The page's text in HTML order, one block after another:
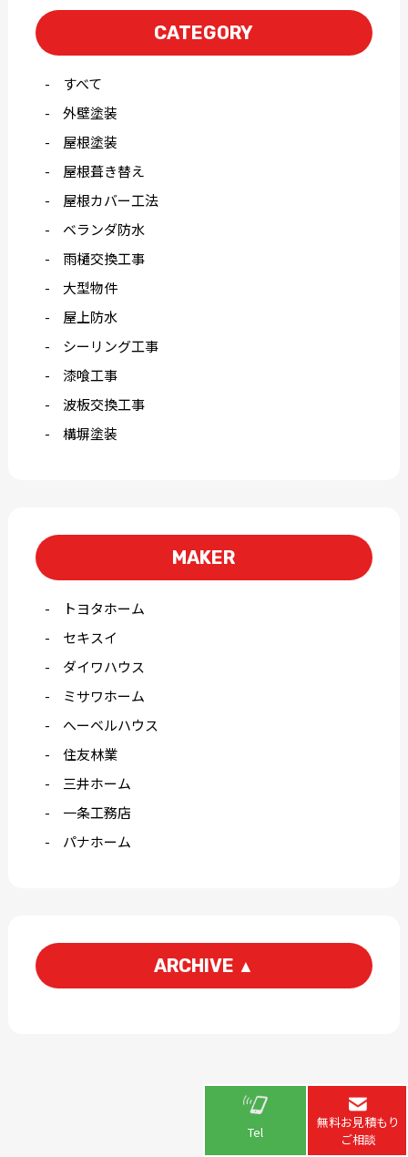
無料お見積もり
ご相談
Tel
CATEGORY
すべて
外壁塗装
屋根塗装
屋根葺き替え
屋根カバー工法
ベランダ防水
雨樋交換工事
大型物件
屋上防水
シーリング工事
漆喰工事
波板交換工事
構塀塗装
MAKER
トヨタホーム
セキスイ
ダイワハウス
ミサワホーム
へーベルハウス
住友林業
三井ホーム
一条工務店
パナホーム
ARCHIVE ▲
2025-10
2025-08